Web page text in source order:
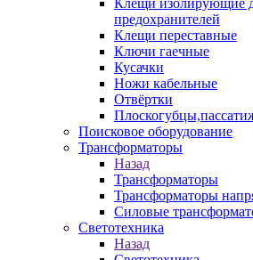
Клещи изолирующие
предохранителей
Клещи переставные
Ключи гаечные
Кусачки
Ножи кабельные
Отвёртки
Поисковое оборудование
Трансформаторы
Назад
Трансформаторы
Трансформаторы
Силовые
Светотехника
Назад